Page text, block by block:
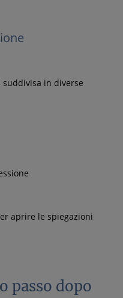
in diverse
aprire le spiegazioni
passo dopo